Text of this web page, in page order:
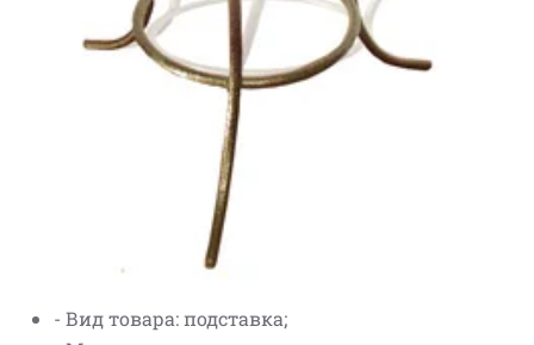
- Вид товара: подставка;